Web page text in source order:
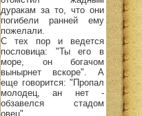
дуракам за то, что они
погибели ранней ему
пожелали.
С тех пор и ведется
пословица: "Ты его в
море, он богачом
вынырнет вскоре". А
еще говорится: "Пропал
молодец, ан нет -
обзавелся стадом
овец".